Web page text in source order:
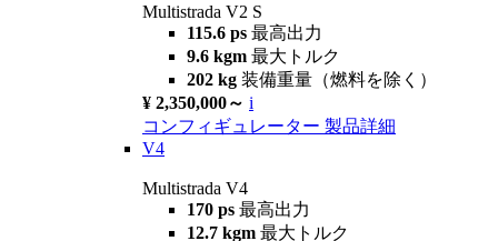
Multistrada V2 S
115.6 ps 最高出力
9.6 kgm 最大トルク
202 kg 装備重量（燃料を除く）
¥ 2,350,000～ i
コンフィギュレーター 製品詳細
V4
Multistrada V4
170 ps 最高出力
12.7 kgm 最大トルク